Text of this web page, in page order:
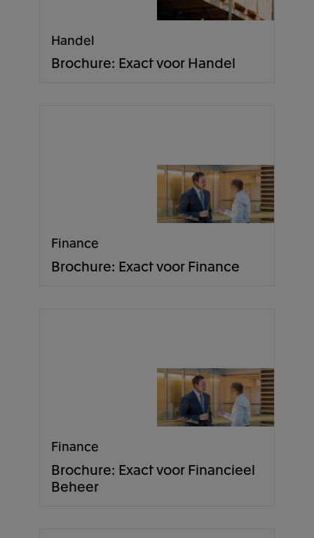
Handel
Brochure: Exact voor Handel
Finance
Brochure: Exact voor Finance
Finance
Brochure: Exact voor Financieel
Beheer